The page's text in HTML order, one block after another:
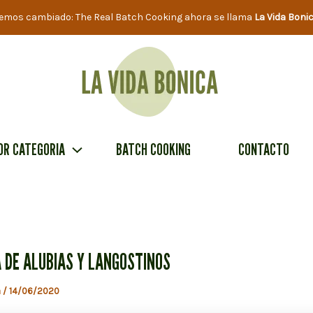
cambiado: The Real Batch Cooking ahora se llama La Vida
CATEGORIA BATCH COOKING CONTACTO
ALUBIAS Y LANGOSTINOS
/ 14/06/2020